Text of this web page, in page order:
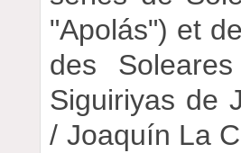
"Apolás") et
des
Siguiriyas de
/ Joaquín La